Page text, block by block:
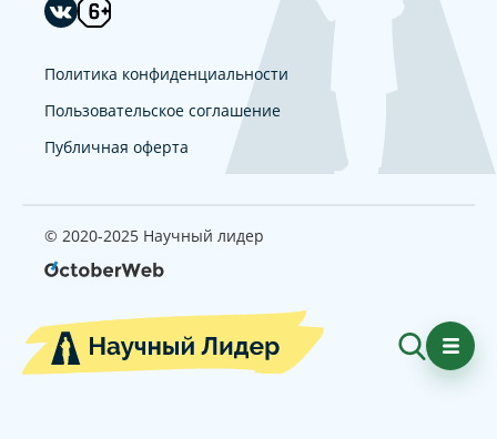
Политика конфиденциальности
Пользовательское соглашение
Публичная оферта
© 2020-2025 Научный лидер